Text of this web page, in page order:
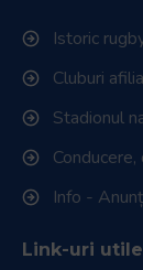
Istoric
Cluburi
Stadionul
Info -
Link-uri utile